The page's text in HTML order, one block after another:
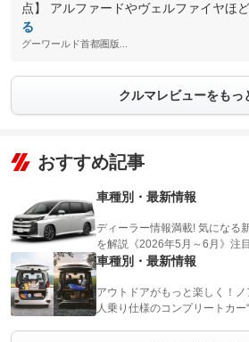
点】 アルファードやヴェルファイヤほ
る
グーワールド首都圏版...
クルマレビューをもっ
おすすめ記事
車種別・最新情報
ディーラー情報満載! 気になる
を解説《2026年5月～6月》注
車種別・最新情報
アウトドアがもっと楽しく！
人乗り仕様のコンプリートカ